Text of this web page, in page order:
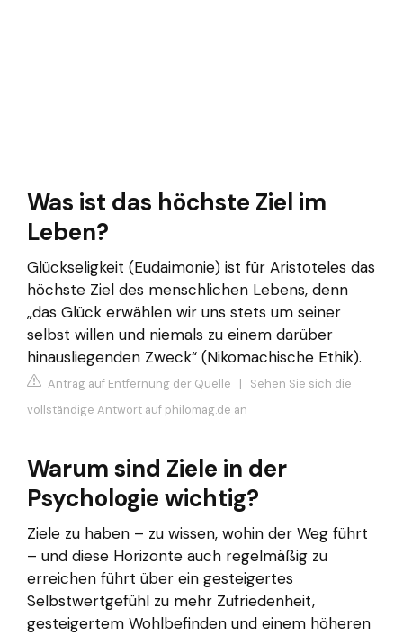
Was ist das höchste Ziel im
Leben?
Glückseligkeit (Eudaimonie) ist für Aristoteles das
höchste Ziel des menschlichen Lebens, denn
„das Glück erwählen wir uns stets um seiner
selbst willen und niemals zu einem darüber
hinausliegenden Zweck“ (Nikomachische Ethik).
Antrag auf Entfernung der Quelle | Sehen Sie sich die
vollständige Antwort auf philomag.de an
Warum sind Ziele in der
Psychologie wichtig?
Ziele zu haben – zu wissen, wohin der Weg führt
– und diese Horizonte auch regelmäßig zu
erreichen führt über ein gesteigertes
Selbstwertgefühl zu mehr Zufriedenheit,
gesteigertem Wohlbefinden und einem höheren